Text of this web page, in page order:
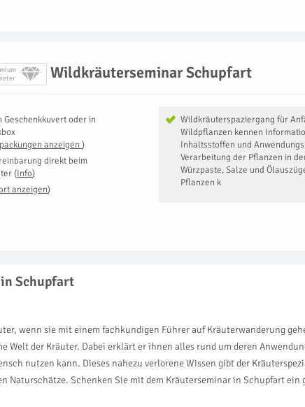
Wildkräuterseminar Schupfart
Wildkräuterspaziergang für
Wildpflanzen kennen
Inhaltsstoffen und
Verarbeitung der Pflanzen in
Würzpaste, Salze und
Pflanzen k
Geschenkkuvert oder in
anzeigen )
direkt beim
(Info)
anzeigen)
Schupfart
wenn sie mit einem fachkundigen Führer auf Kräuterwanderung
der Kräuter. Dabei erklärt er ihnen alles rund um deren
nutzen kann. Dieses nahezu verlorene Wissen gibt der
Naturschätze. Schenken Sie mit dem Kräuterseminar in Schupfart